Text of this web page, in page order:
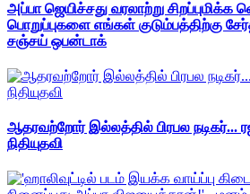
அப்பா ஜெயிச்சது வரலாற்று சிறப்புமிக்க
பொறுப்புகளை எங்கள் குடும்பத்திற்கு
சஞ்சய் ஒபன்டாக்
ஆதரவற்றோர் இல்லத்தில் பிரபல நடிகர்...
நிதியுதவி